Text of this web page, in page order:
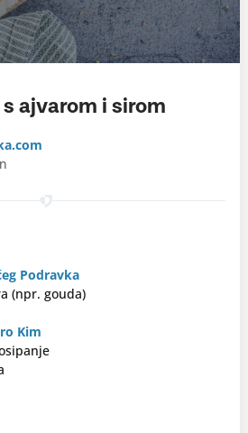
ajvarom i sirom
Podravka
(npr. gouda)
Kim